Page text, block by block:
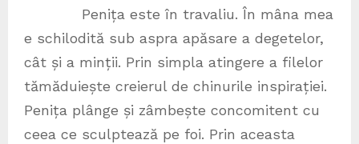
Penița este în travaliu. În mâna mea
e schilodită sub aspra apăsare a degetelor,
cât și a minții. Prin simpla atingere a filelor
tămăduiește creierul de chinurile inspirației.
Penița plânge și zâmbește concomitent cu
ceea ce sculptează pe foi. Prin aceasta